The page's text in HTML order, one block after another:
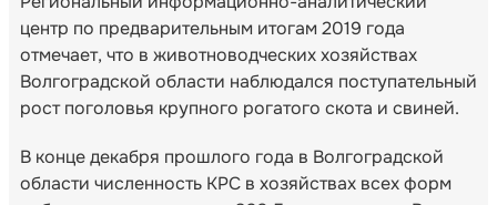
центр по предварительным итогам 2019 года
отмечает, что в животноводческих хозяйствах
Волгоградской области наблюдался поступательный
рост поголовья крупного рогатого скота и свиней.
В конце декабря прошлого года в Волгоградской
области численность КРС в хозяйствах всех форм